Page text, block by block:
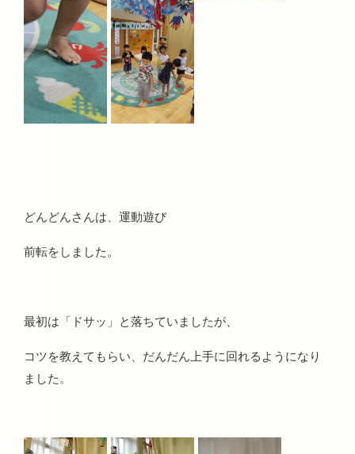
どんどんさんは、運動遊び
前転をしました。
最初は「ドサッ」と落ちていましたが、
コツを教えてもらい、だんだん上手に回れるようになり
ました。